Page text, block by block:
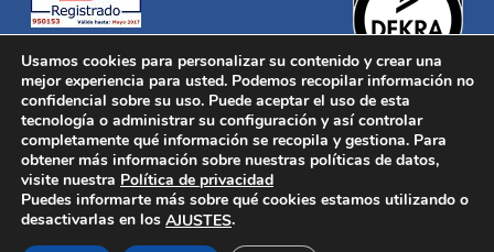
Distronica © 2016 Todos los derechos reservados.Aviso legal
Política de privacidad|Política de Cookies
Desarrollado porNucleosoft
Inicio
Quiénes Somos
Usamos cookies para personalizar su contenido y crear una
mejor experiencia para usted. Podemos recopilar información no
confidencial sobre su uso. Puede aceptar el uso de esta
tecnología o administrar su configuración y así controlar
completamente qué información se recopila y gestiona. Para
obtener más información sobre nuestras políticas de datos,
visite nuestra Política de privacidad
Puedes informarte más sobre qué cookies estamos utilizando o
desactivarlas en los AJUSTES.